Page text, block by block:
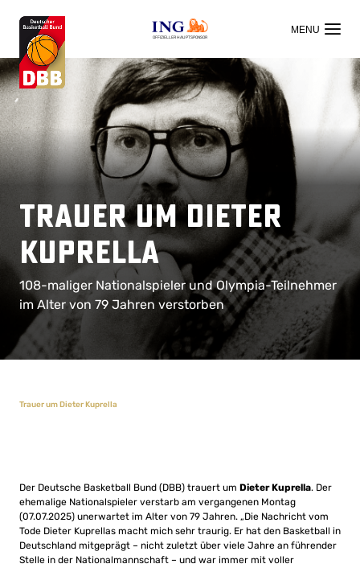
OFFIZIELLER HAUPTSPONSOR
Trauer um Dieter
Kuprella
108-maliger Nationalspieler und Olympia-Teilnehmer
im Alter von 79 Jahren verstorben
Trauer um Dieter Kuprella
Der Deutsche Basketball Bund (DBB) trauert um Dieter Kuprella. Der
ehemalige Nationalspieler verstarb am vergangenen Montag
(07.07.2025) unerwartet im Alter von 79 Jahren. „Die Nachricht vom
Tode Dieter Kuprellas macht mich sehr traurig. Er hat den Basketball in
Deutschland mitgeprägt – nicht zuletzt über viele Jahre an führender
Stelle in der Nationalmannschaft – und war immer mit voller